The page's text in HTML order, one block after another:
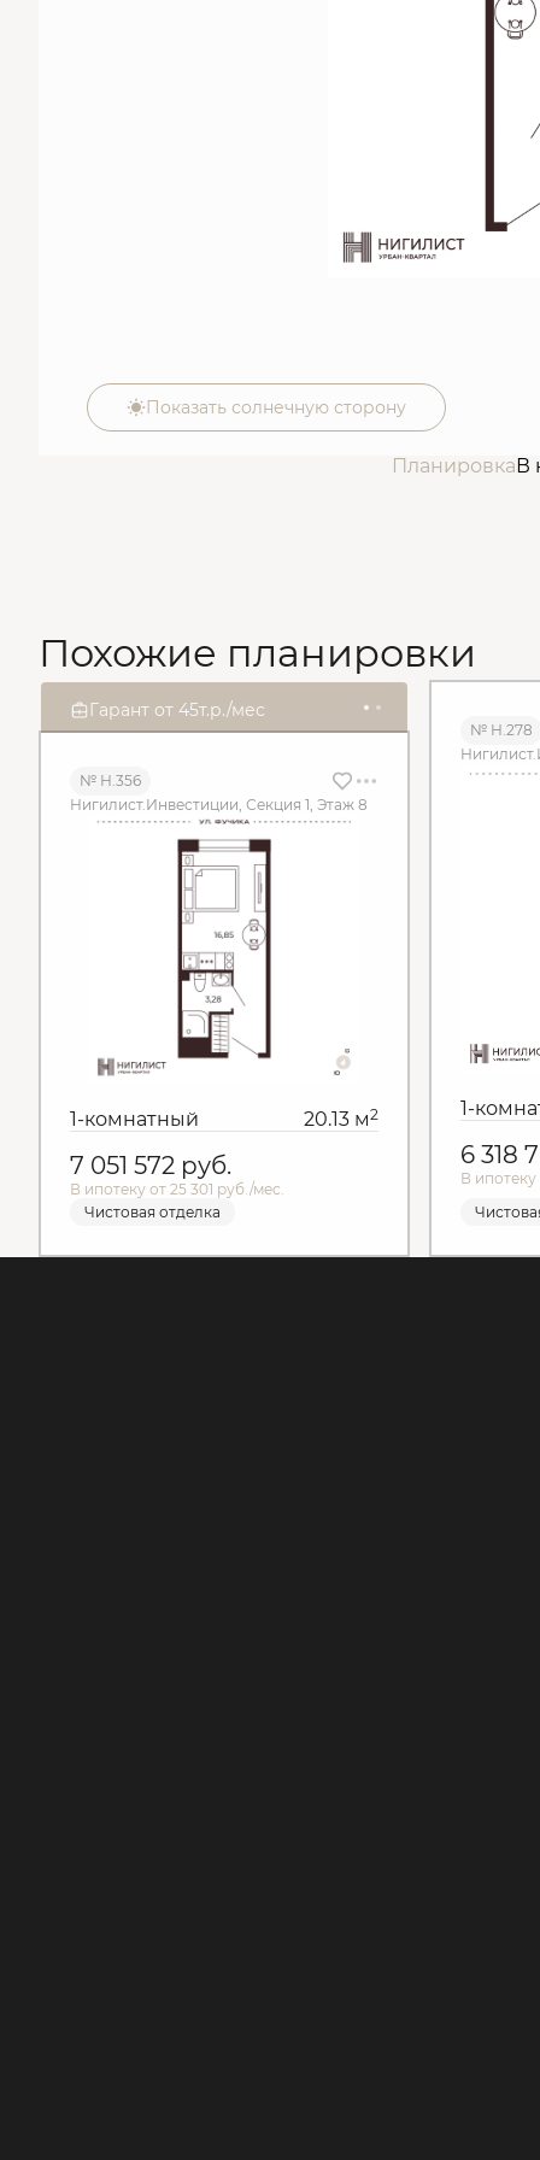
Показать солнечную сторону
ПланировкаВ
Похожие планировки
Гарант от 45т.р./мес
24д 06ч 23 м 38c
№ Н.356
Нигилист.Инвестиции, Секция 1, Этаж 8
1-комнатный 20.13 м2
7 051 572 руб.
В ипотеку от 25 301 руб./мес.
Чистовая отделка
№ Н.278
1-
6 318
В ипотеку